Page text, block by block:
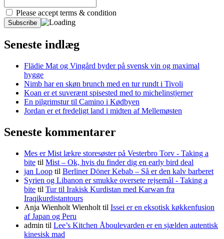
Please accept terms & condition
Seneste indlæg
Flädie Mat og Vingård byder på svensk vin og maximal
hygge
Nimb har en skøn brunch med en tur rundt i Tivoli
Koan er et suverænt spisested med to michelinstjerner
En pilgrimstur til Camino i Kødbyen
Jordan er et fredeligt land i midten af Mellemøsten
Seneste kommentarer
Mes er Mist lækre storesøster på Vesterbro Torv - Taking a
bite til Mist – Ok, hvis du finder dig en early bird deal
jan Loop til Berliner Döner Kebab – Så er den kalv barberet
Syrien og Libanon er smukke oversete rejsemål - Taking a
bite til Tur til Irakisk Kurdistan med Karwan fra
Iraqikurdistantours
Anja Wienholt Wienholt til Issei er en eksotisk køkkenfusion
af Japan og Peru
admin til Lee’s Kitchen Åboulevarden er en sjælden autentisk
kinesisk mad